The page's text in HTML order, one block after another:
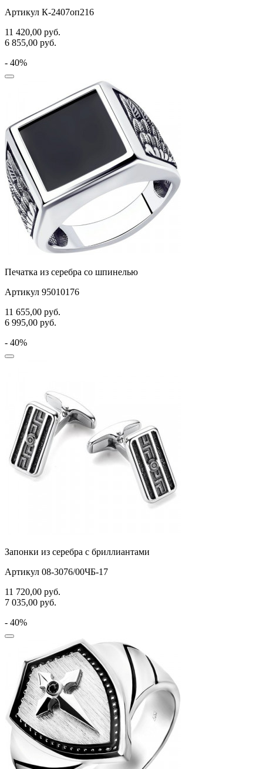
Артикул К-2407оп216
11 420,00 руб.
6 855,00 руб.
- 40%
Печатка из серебра со шпинелью
Артикул 95010176
11 655,00 руб.
6 995,00 руб.
- 40%
Запонки из серебра с бриллиантами
Артикул 08-3076/00ЧБ-17
11 720,00 руб.
7 035,00 руб.
- 40%